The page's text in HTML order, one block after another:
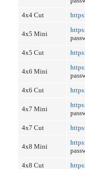
4x4 Cut
4x5 Mini
4x5 Cut
4x6 Mini
4x6 Cut
4x7 Mini
4x7 Cut
4x8 Mini
4x8 Cut